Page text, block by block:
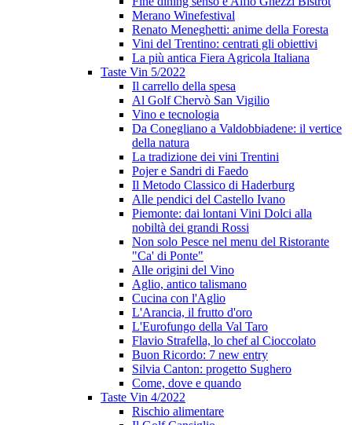
Merano Winefestival
Renato Meneghetti: anime della Foresta
Vini del Trentino: centrati gli obiettivi
La più antica Fiera Agricola Italiana
Taste Vin 5/2022
Il carrello della spesa
Al Golf Chervò San Vigilio
Vino e tecnologia
Da Conegliano a Valdobbiadene: il vertice
della natura
La tradizione dei vini Trentini
Pojer e Sandri di Faedo
Il Metodo Classico di Haderburg
Alle pendici del Castello Ivano
Piemonte: dai lontani Vini Dolci alla
nobiltà dei grandi Rossi
Non solo Pesce nel menu del Ristorante
"Ca' di Ponte"
Alle origini del Vino
Aglio, antico talismano
Cucina con l'Aglio
L'Arancia, il frutto d'oro
L'Eurofungo della Val Taro
Flavio Strafella, lo chef al Cioccolato
Buon Ricordo: 7 new entry
Silvia Canton: progetto Sughero
Come, dove e quando
Taste Vin 4/2022
Rischio alimentare